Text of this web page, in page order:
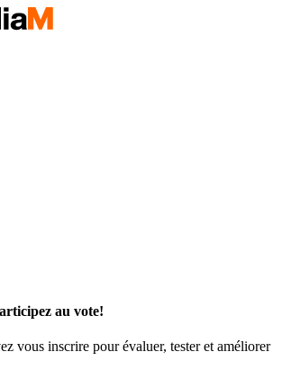
au vote!
vous inscrire pour évaluer, tester et améliorer